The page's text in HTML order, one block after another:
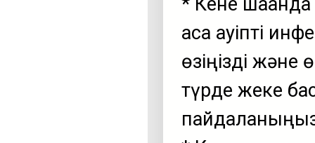
аса қауіпті
өзіңізді және
түрде жеке